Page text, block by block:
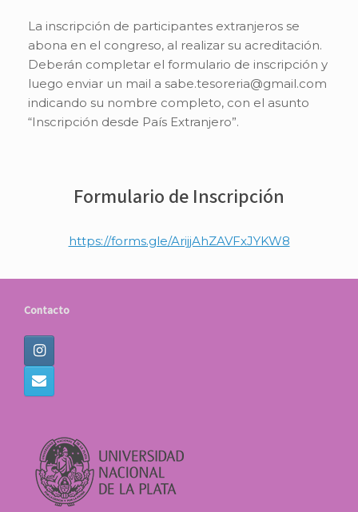
La inscripción de participantes extranjeros se
abona en el congreso, al realizar su acreditación.
Deberán completar el formulario de inscripción y
luego enviar un mail a sabe.tesoreria@gmail.com
indicando su nombre completo, con el asunto
“Inscripción desde País Extranjero”.
Formulario de Inscripción
https://forms.gle/ArijjAhZAVFxJYKW8
Contacto